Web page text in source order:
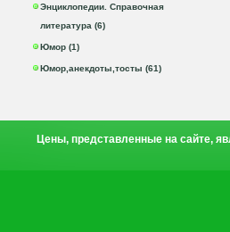
Энциклопедии. Справочная
литература (6)
Юмор (1)
Юмор,анекдоты,тосты (61)
Цены, представленные на сайте,